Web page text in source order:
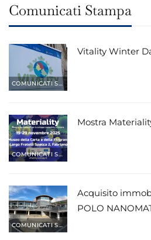
Comunicati Stampa
COMUNICATI STAMPA
Vitality Winter
COMUNICATI STAMPA
Mostra
COMUNICATI STAMPA
Acquisito
POLO